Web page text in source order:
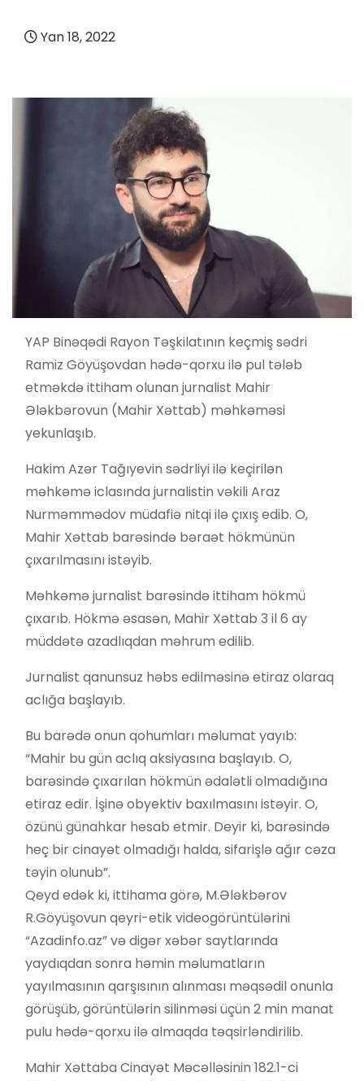
Yan 18, 2022
YAP Binəqədi Rayon Təşkilatının keçmiş sədri
Ramiz Göyüşovdan hədə-qorxu ilə pul tələb
etməkdə ittiham olunan jurnalist Mahir
Ələkbərovun (Mahir Xəttab) məhkəməsi
yekunlaşıb.
Hakim Azər Tağıyevin sədrliyi ilə keçirilən
məhkəmə iclasında jurnalistin vəkili Araz
Nurməmmədov müdafiə nitqi ilə çıxış edib. O,
Mahir Xəttab barəsində bəraət hökmünün
çıxarılmasını istəyib.
Məhkəmə jurnalist barəsində ittiham hökmü
çıxarıb. Hökmə əsasən, Mahir Xəttab 3 il 6 ay
müddətə azadlıqdan məhrum edilib.
Jurnalist qanunsuz həbs edilməsinə etiraz olaraq
aclığa başlayıb.
Bu barədə onun qohumları məlumat yayıb:
“Mahir bu gün aclıq aksiyasına başlayıb. O,
barəsində çıxarılan hökmün ədalətli olmadığına
etiraz edir. İşinə obyektiv baxılmasını istəyir. O,
özünü günahkar hesab etmir. Deyir ki, barəsində
heç bir cinayət olmadığı halda, sifarişlə ağır cəza
təyin olunub”.
Qeyd edək ki, ittihama görə, M.Ələkbərov
R.Göyüşovun qeyri-etik videogörüntülərini
“Azadinfo.az” və digər xəbər saytlarında
yaydıqdan sonra həmin məlumatların
yayılmasının qarşısının alınması məqsədil onunla
görüşüb, görüntülərin silinməsi üçün 2 min manat
pulu hədə-qorxu ilə almaqda təqsirləndirilib.
Mahir Xəttaba Cinayət Məcəlləsinin 182.1-ci